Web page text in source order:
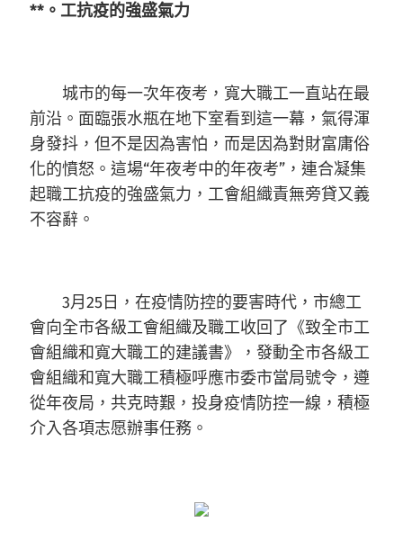
**。工抗疫的強盛氣力
城市的每一次年夜考，寬大職工一直站在最
前沿。面臨張水瓶在地下室看到這一幕，氣得渾
身發抖，但不是因為害怕，而是因為對財富庸俗
化的憤怒。這場“年夜考中的年夜考”，連合凝集
起職工抗疫的強盛氣力，工會組織責無旁貸又義
不容辭。
3月25日，在疫情防控的要害時代，市總工
會向全市各級工會組織及職工收回了《致全市工
會組織和寬大職工的建議書》，發動全市各級工
會組織和寬大職工積極呼應市委市當局號令，遵
從年夜局，共克時艱，投身疫情防控一線，積極
介入各項志愿辦事任務。